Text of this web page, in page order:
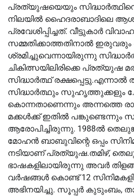
പ്രത്യുഷയെയും
നിലയിൽ ഹൈദരാബാദിലെ
പ്രവേശിപ്പിച്ചത്. വീട്ടുകാർ
സമ്മതിക്കാത്തതിനാൽ
ശ്രമിച്ചുവെന്നായിരുന്നു
ചികിത്സയിലിരിക്കെ പ്രത്യുഷ
സിദ്ധാർത്ഥ് രക്ഷപ്പെട്ടു.എന്നാൽ
സിദ്ധാർത്ഥും സുഹൃത്തുക്കളും
കൊന്നതാണെന്നും അന്നത്തെ
മക്കൾക്ക് ഇതിൽ പങ്കുണ്ടെന്നും
ആരോപിച്ചിരുന്നു. 1988ൽ
മോഹൻ ബാബുവിന്റെ ഒപ്പം
നടിയാണ് പ്രത്യുഷ.തമിഴ്,
ഭാഷകളിലായിരുന്നു അവർ
വർഷങ്ങൾ കൊണ്ട് 12
അഭിനയിച്ചു. സൂപ്പർ കുടുംബം,